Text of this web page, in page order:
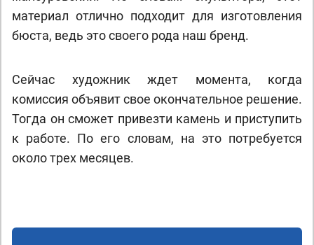
материал отлично подходит для изготовления
бюста, ведь это своего рода наш бренд.
Сейчас художник ждет момента, когда
комиссия объявит свое окончательное решение.
Тогда он сможет привезти камень и приступить
к работе. По его словам, на это потребуется
около трех месяцев.